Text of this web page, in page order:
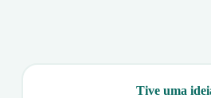
Tive uma